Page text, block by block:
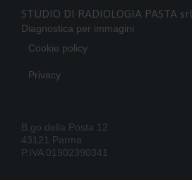
STUDIO DI RADIOLOGIA PASTA srl
Diagnostica per immagini
Cookie policy
Privacy
B.go della Posta 12
43121 Parma
P.IVA 01902390341